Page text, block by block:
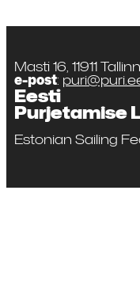
Masti 16, 11911
e-post:
Eesti
Purjetamise
Estonian Sailing